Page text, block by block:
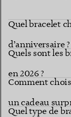
Quel bracelet
d’anniversaire ?
Quels sont les
en 2026 ?
Comment
un cadeau
Quel type de